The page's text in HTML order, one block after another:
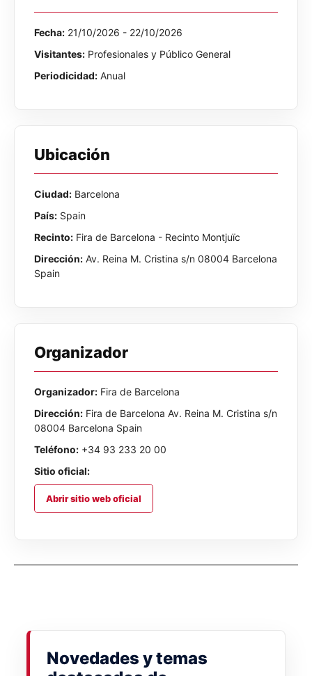
Fecha: 21/10/2026 - 22/10/2026
Visitantes: Profesionales y Público General
Periodicidad: Anual
Ubicación
Ciudad: Barcelona
País: Spain
Recinto: Fira de Barcelona - Recinto Montjuïc
Dirección: Av. Reina M. Cristina s/n 08004 Barcelona
Spain
Organizador
Organizador: Fira de Barcelona
Dirección: Fira de Barcelona Av. Reina M. Cristina s/n
08004 Barcelona Spain
Teléfono: +34 93 233 20 00
Sitio oficial:
Abrir sitio web oficial
Novedades y temas